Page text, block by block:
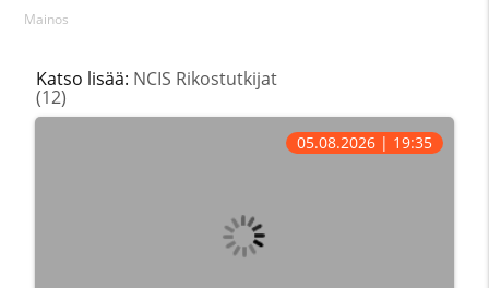
Mainos
Katso lisää: NCIS Rikostutkijat
(12)
05.08.2026 | 19:35